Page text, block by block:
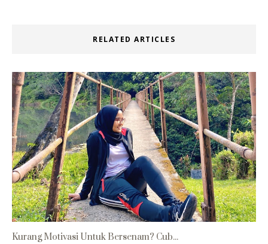
RELATED ARTICLES
Kurang Motivasi Untuk Bersenam? Cub...